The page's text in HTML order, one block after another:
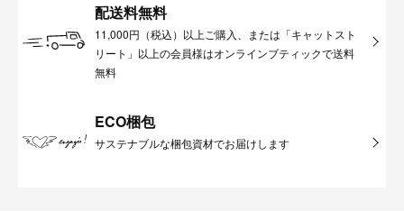
配送料無料
11,000円（税込）以上ご購入、または「キャットスト
リート」以上の会員様はオンラインブティックで送料
無料
ECO梱包
サステナブルな梱包資材でお届けします